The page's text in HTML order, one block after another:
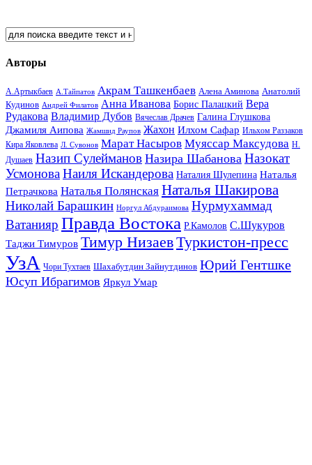
Авторы
А.Артыкбаев А.Тайпатов Акрам Ташкенбаев Алена Аминова Анатолий
Кудинов Андрей Филатов Анна Иванова Борис Палацкий Вера
Рудакова Владимир Дубов Вячеслав Драчев Галина Глушкова
Джамиля Аипова Жамшид Раупов Жахон Илхом Сафар Ильхом Раззаков
Кира Яковлева Л. Сувонов Марат Насыров Муяссар Максудова Н.
Душаев Назип Сулейманов Назира Шабанова Назокат
УсмоноваНаиля Искандерова Наталия Шулепина Наталья
Петрачкова Наталья Полянская Наталья Шакирова
Николай Барашкин Норгул Абдураимова Нурмухаммад
Ватанияр Правда Востока Р.Камолов С.Шукуров
Таджи Тимуров Тимур НизаевТуркистон-пресс
УзА Чори Тухтаев Шахабутдин Зайнутдинов Юрий Гентшке
Юсуп Ибрагимов Яркул Умар